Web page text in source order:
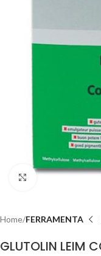
Home FERRAMENTA
GLUTOLIN LEIM